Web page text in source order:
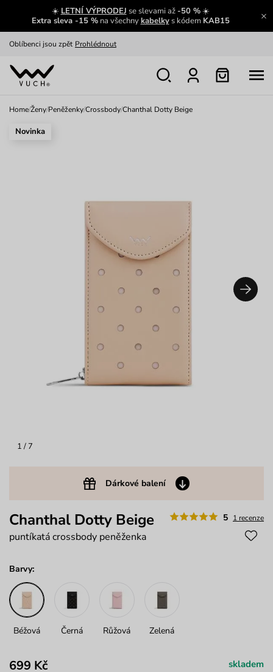
☀️ LETNÍ VÝPRODEJ se slevami až -50 %☀️
Extra sleva -15 %na všechnykabelkys kódem KAB15
Výměna a vrácení zdarma Zobrazit
Oblíbenci jsou zpět Prohlédnout
Nech se inspirovat
Home/Ženy/Peněženky/Crossbody/Chanthal Dotty Beige
1 / 7
Dárkové balení
Novinka
5 1 recenze
Chanthal Dotty Beige
puntíkatá crossbody peněženka
Barvy:
Béžová Černá Růžová Zelená
699 Kč skladem